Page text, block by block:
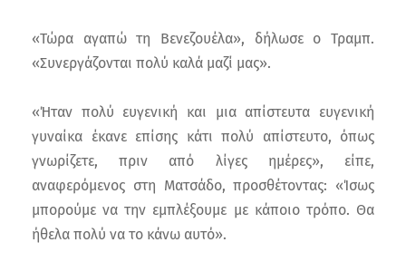
«Τώρα αγαπώ τη Βενεζουέλα», δήλωσε ο Τραμπ.
«Συνεργάζονται πολύ καλά μαζί μας».
«Ήταν πολύ ευγενική και μια απίστευτα ευγενική
γυναίκα έκανε επίσης κάτι πολύ απίστευτο, όπως
γνωρίζετε, πριν από λίγες ημέρες», είπε,
αναφερόμενος στη Ματσάδο, προσθέτοντας: «Ίσως
μπορούμε να την εμπλέξουμε με κάποιο τρόπο. Θα
ήθελα πολύ να το κάνω αυτό».